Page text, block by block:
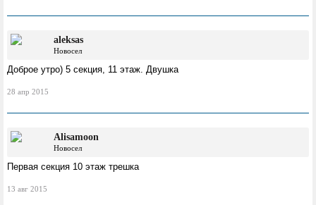
aleksas
Новосел
Доброе утро) 5 секция, 11 этаж. Двушка
28 апр 2015
Alisamoon
Новосел
Первая секция 10 этаж трешка
13 авг 2015